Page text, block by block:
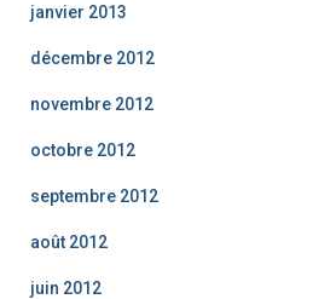
janvier 2013
décembre 2012
novembre 2012
octobre 2012
septembre 2012
août 2012
juin 2012